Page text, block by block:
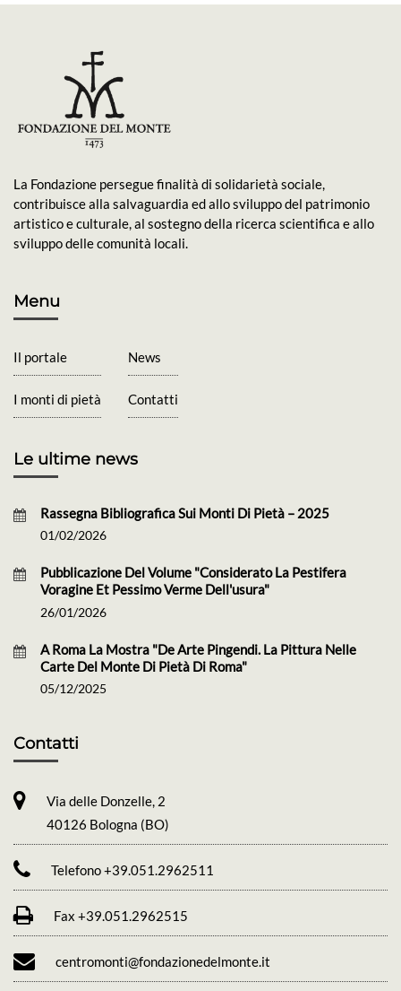
La Fondazione persegue finalità di solidarietà sociale,
contribuisce alla salvaguardia ed allo sviluppo del patrimonio
artistico e culturale, al sostegno della ricerca scientifica e allo
sviluppo delle comunità locali.
Menu
Il portale
I monti di pietà
News
Contatti
Le ultime news
Rassegna Bibliografica Sui Monti Di Pietà – 2025
01/02/2026
Pubblicazione Del Volume "Considerato La Pestifera
Voragine Et Pessimo Verme Dell'usura"
26/01/2026
A Roma La Mostra "De Arte Pingendi. La Pittura Nelle
Carte Del Monte Di Pietà Di Roma"
05/12/2025
Contatti
Via delle Donzelle, 2
40126 Bologna (BO)
Telefono +39.051.2962511
Fax +39.051.2962515
centromonti@fondazionedelmonte.it